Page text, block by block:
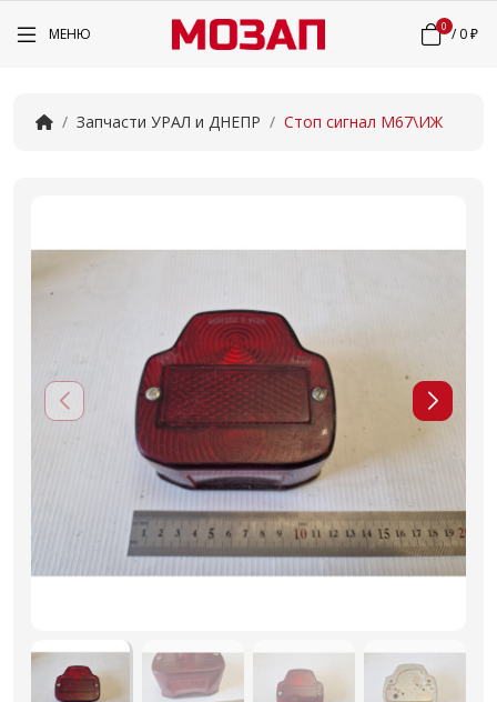
МЕНЮ 0 /0 ₽
Запчасти УРАЛ и ДНЕПР Стоп сигнал М67\ИЖ